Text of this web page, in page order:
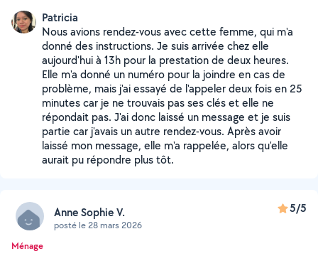
Patricia
Nous avions rendez-vous avec cette femme, qui m'a
donné des instructions. Je suis arrivée chez elle
aujourd'hui à 13h pour la prestation de deux heures.
Elle m'a donné un numéro pour la joindre en cas de
problème, mais j'ai essayé de l'appeler deux fois en 25
minutes car je ne trouvais pas ses clés et elle ne
répondait pas. J'ai donc laissé un message et je suis
partie car j'avais un autre rendez-vous. Après avoir
laissé mon message, elle m'a rappelée, alors qu'elle
aurait pu répondre plus tôt.
Anne Sophie V.
posté le 28 mars 2026
5/5
Ménage